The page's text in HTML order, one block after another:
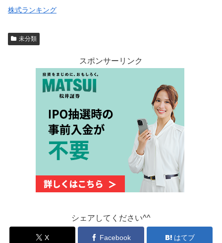
株式ランキング
未分類
スポンサーリンク
シェアしてください^^
X Facebook はてブ